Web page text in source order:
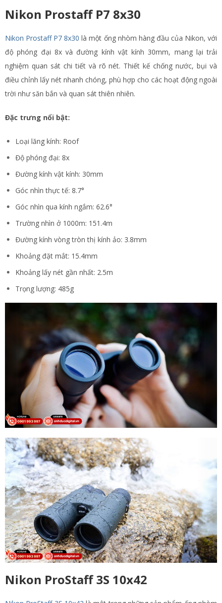
Nikon Prostaff P7 8x30
Nikon Prostaff P7 8x30 là một ống nhòm hàng đầu của Nikon, với
độ phóng đại 8x và đường kính vật kính 30mm, mang lại trải
nghiệm quan sát chi tiết và rõ nét. Thiết kế chống nước, bụi và
điều chỉnh lấy nét nhanh chóng, phù hợp cho các hoạt động ngoài
trời như săn bắn và quan sát thiên nhiên.
Đặc trưng nổi bật:
Loại lăng kính: Roof
Độ phóng đại: 8x
Đường kính vật kính: 30mm
Góc nhìn thực tế: 8.7°
Góc nhìn qua kính ngắm: 62.6°
Trường nhìn ở 1000m: 151.4m
Đường kính vòng tròn thị kính ảo: 3.8mm
Khoảng đặt mắt: 15.4mm
Khoảng lấy nét gần nhất: 2.5m
Trọng lượng: 485g
Nikon ProStaff 3S 10x42